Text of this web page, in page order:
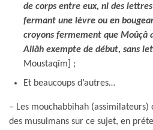
de corps entre eux, ni des
fermant une lèvre ou en
croyons fermement que Moûçâ
Allâh exempte de début, sans
Moustaqîm] ;
Et beaucoups d’autres…
– Les mouchabbihah
des musulmans sur ce sujet, en